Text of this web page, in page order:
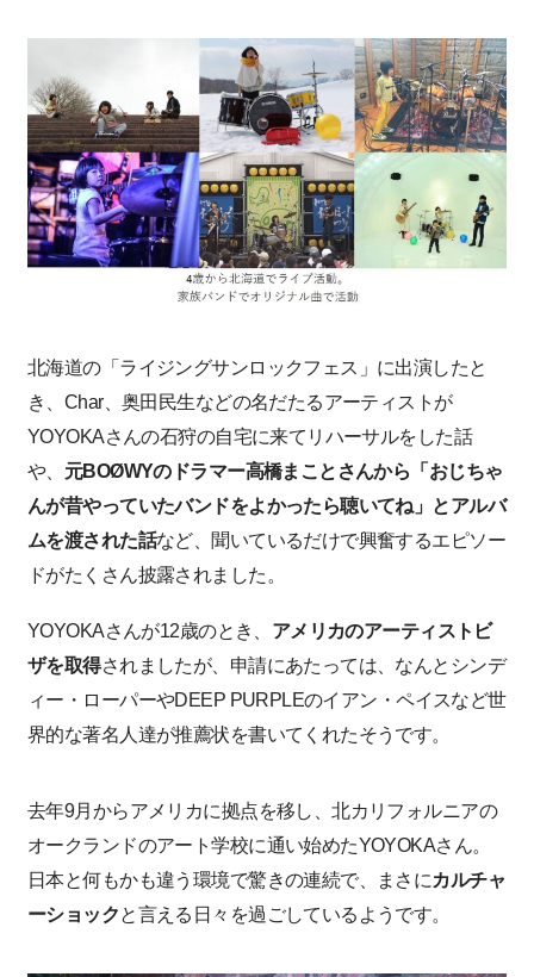
北海道の「ライジングサンロックフェス」に出演したと
き、Char、奥田民生などの名だたるアーティストが
YOYOKAさんの石狩の自宅に来てリハーサルをした話
や、 元BOØWYのドラマー高橋まことさんから「おじちゃ
んが昔やっていたバンドをよかったら聴いてね」とアルバ
ムを渡された話など、聞いているだけで興奮するエピソー
ドがたくさん披露されました。
YOYOKAさんが12歳のとき、 アメリカのアーティストビ
ザを取得されましたが、申請にあたっては、なんとシンデ
ィー・ローパーやDEEP PURPLEのイアン・ペイスなど世
界的な著名人達が推薦状を書いてくれたそうです。
去年9月からアメリカに拠点を移し、北カリフォルニアの
オークランドのアート学校に通い始めたYOYOKAさん。
日本と何もかも違う環境で驚きの連続で、まさにカルチャ
ーショックと言える日々を過ごしているようです。